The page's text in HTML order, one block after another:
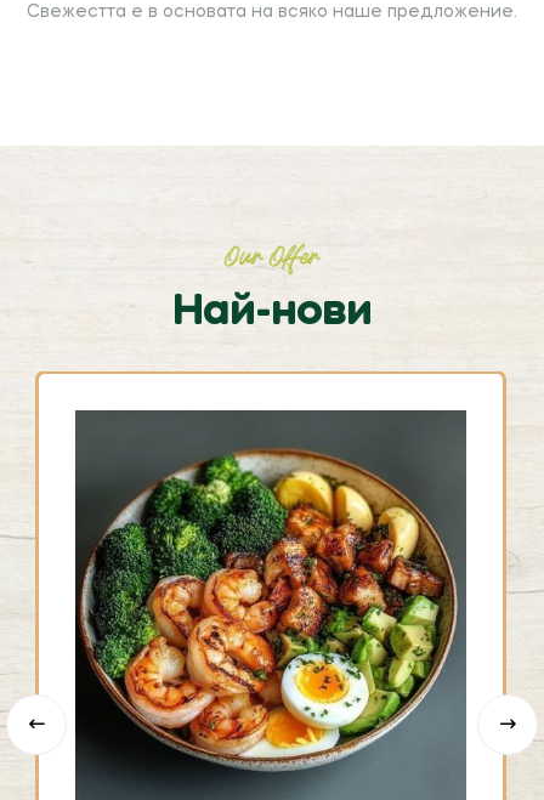
Свежестта е в основата на всяко наше предложение.
Our Offer
Най-нови